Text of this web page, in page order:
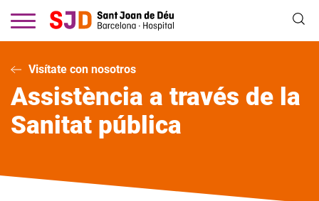
contingut
Visítate con nosotros
Assistència a través de la
Sanitat pública